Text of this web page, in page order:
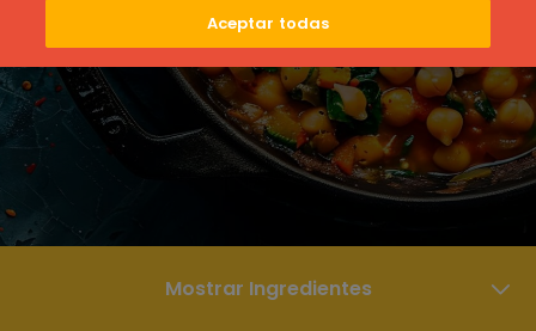
Mostrar Ingredientes
Aceptar todas